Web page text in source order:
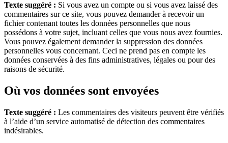
Texte suggéré : Si vous avez un compte ou si vous avez laissé des
commentaires sur ce site, vous pouvez demander à recevoir un
fichier contenant toutes les données personnelles que nous
possédons à votre sujet, incluant celles que vous nous avez fournies.
Vous pouvez également demander la suppression des données
personnelles vous concernant. Ceci ne prend pas en compte les
données conservées à des fins administratives, légales ou pour des
raisons de sécurité.
Où vos données sont envoyées
Texte suggéré : Les commentaires des visiteurs peuvent être vérifiés
à l’aide d’un service automatisé de détection des commentaires
indésirables.